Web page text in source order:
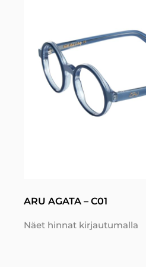
ARU AGATA – C01
Näet hinnat kirjautumalla